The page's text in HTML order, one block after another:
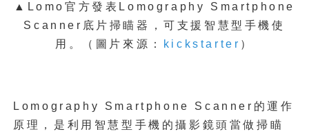
▲Lomo官方發表Lomography Smartphone
Scanner底片掃瞄器，可支援智慧型手機使
用。（ 圖片來源： kickstarter ）
Lomography Smartphone Scanner的運作
原理，是利用智慧型手機的攝影鏡頭當做掃瞄